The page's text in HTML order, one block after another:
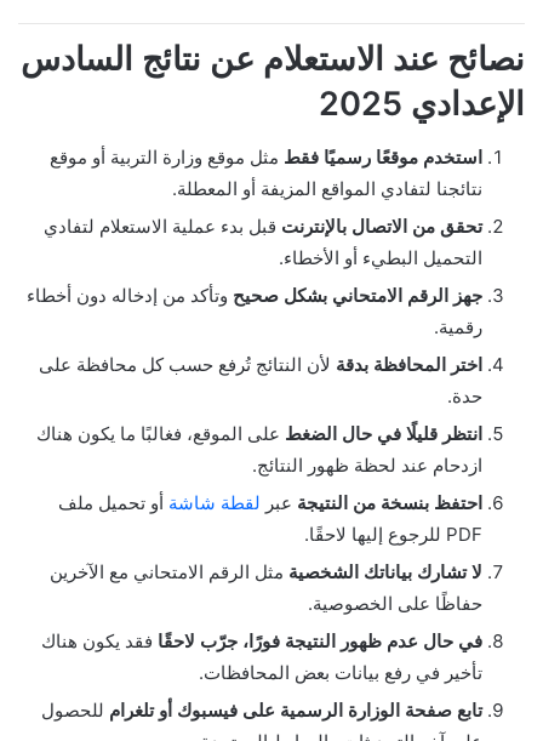
نصائح عند الاستعلام عن نتائج السادس
الإعدادي 2025
استخدم موقعًا رسميًا فقط مثل موقع وزارة التربية أو موقع
نتائجنا لتفادي المواقع المزيفة أو المعطلة.
تحقق من الاتصال بالإنترنت قبل بدء عملية الاستعلام لتفادي
التحميل البطيء أو الأخطاء.
جهز الرقم الامتحاني بشكل صحيح وتأكد من إدخاله دون أخطاء
رقمية.
اختر المحافظة بدقة لأن النتائج تُرفع حسب كل محافظة على
حدة.
انتظر قليلًا في حال الضغط على الموقع، فغالبًا ما يكون هناك
ازدحام عند لحظة ظهور النتائج.
احتفظ بنسخة من النتيجة عبر لقطة شاشة أو تحميل ملف
PDF للرجوع إليها لاحقًا.
لا تشارك بياناتك الشخصية مثل الرقم الامتحاني مع الآخرين
حفاظًا على الخصوصية.
في حال عدم ظهور النتيجة فورًا، جرّب لاحقًا فقد يكون هناك
تأخير في رفع بيانات بعض المحافظات.
تابع صفحة الوزارة الرسمية على فيسبوك أو تلغرام للحصول